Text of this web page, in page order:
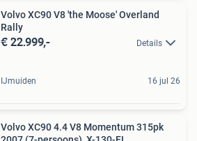
Volvo XC90 V8 'the Moose' Overland
Rally
€ 22.999,- Details
IJmuiden 16 jul 26
Volvo XC90 4.4 V8 Momentum 315pk